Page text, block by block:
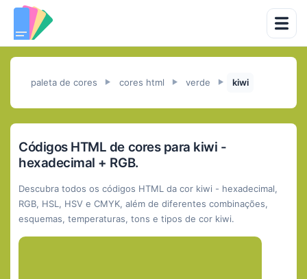
paleta de cores ► cores html ► verde ► kiwi
Códigos HTML de cores para kiwi -
hexadecimal + RGB.
Descubra todos os códigos HTML da cor kiwi - hexadecimal,
RGB, HSL, HSV e CMYK, além de diferentes combinações,
esquemas, temperaturas, tons e tipos de cor kiwi.